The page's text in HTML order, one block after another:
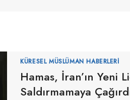
KÜRESEL MÜSLÜMAN HABERLERI
Hamas, İran’ın Yeni
Saldırmamaya